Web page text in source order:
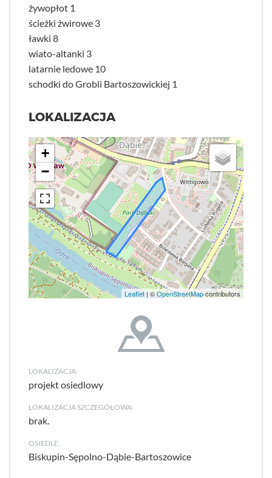
żywopłot 1
ścieżki żwirowe 3
ławki 8
wiato-altanki 3
latarnie ledowe 10
schodki do Grobli Bartoszowickiej 1
LOKALIZACJA
+
−
Leaflet| ©OpenStreetMapcontributors
LOKALIZACJA:
projekt osiedlowy
LOKALIZACJA SZCZEGÓŁOWA:
brak.
OSIEDLE:
Biskupin-Sępolno-Dąbie-Bartoszowice